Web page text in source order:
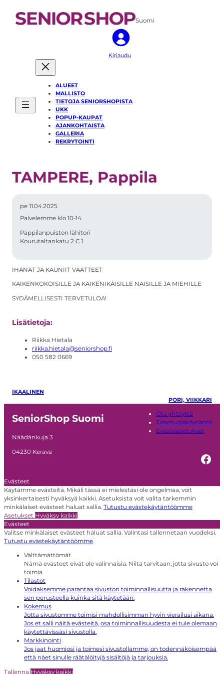
Suomi
Kirjaudu
ALUEET
MALLISTO
TIETOJA SENIORSHOPISTA
UKK
POPUP-KAUPAT
AJANKOHTAISTA
GALLERIA
REKRYTOINTI
TAMPERE, Pappila
pe 11.04.2025
Palvelemme klo 10-14
Pappilanpuiston lähitori
Kourutaltankatu 2 C 1
IHANAT JA KAUNIIT VAATTEET
KAIKENKOKOISILLE JA KAIKENIKÄISILLE NAISILLE JA MIEHILLE
SYDÄMELLISESTI TERVETULOA!
Lisätietoja:
Riikka Hietala
riikka.hietala@seniorshop.fi
050 582 0669
IKAALINEN
PORI, VIIKKARI
SeniorShop Suomi
Näädänkuja 3
04230 Kerava
Ota yhteyttä
Tietosuojakäytäntö
Evästeasetukset
Evästeet
Käytämme evästeitä. Mikäli tässä ei mielestäsi ole ongelmaa, voit
yksinkertaisesti hyväksyä kaikki. Asetuksista voit valita tarkemmin
minkälaiset evästeet haluat sallia. Tutustu evästekäytäntöömme
Asetukset Hyväksy kaikki
Evästeet
Valitse minkälaiset evästeet haluat sallia. Valintasi tallennetaan vuodeksi.
Tutustu evästekäytäntöömme
Välttämättömät
Nämä evästeet eivät ole valinnaisia. Niitä tarvitaan, jotta sivusto voi
toimia.
Tilastot
Voidaksemme parantaa sivuston toiminnallisuutta ja rakennetta
sen perusteella kuinka sitä käytetään.
Kokemus
Jotta sivustomme toimisi mahdollisimman hyvin vierailusi aikana.
Jos et salli näitä evästeitä, osa toiminnallisuudesta ei tule olemaan
käytettävissäsi sivustolla.
Markkinointi
Jos jaat huomiosi ja toimesi sivustollamme, on todennäköisempää
että näet sinulle räätälöityjä sisältöjä ja tarjouksia.
Tallenna Hyväksy kaikki